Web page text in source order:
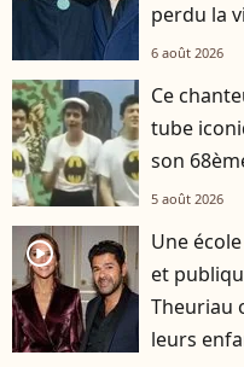
perdu la
6 août 2026
Ce
tube
son
5 août 2026
player2
Une
et
Theuriau
leurs